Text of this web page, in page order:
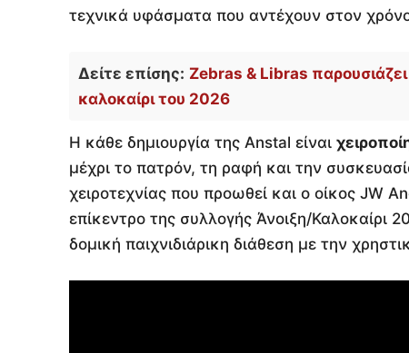
τεχνικά υφάσματα που αντέχουν στον
Δείτε επίσης: Zebras & Libras
καλοκαίρι του 2026
Η κάθε δημιουργία της Anstal είναι
μέχρι το πατρόν, τη ραφή και την
χειροτεχνίας που προωθεί και ο οίκος JW
επίκεντρο της συλλογής Άνοιξη/Καλοκαίρι
δομική παιχνιδιάρικη διάθεση με την